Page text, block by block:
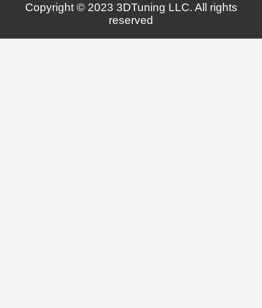
Copyright © 2023 3DTuning LLC. All rights
reserved